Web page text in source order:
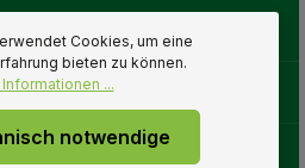
Cookies, um eine
bieten zu können.
...
notwendige